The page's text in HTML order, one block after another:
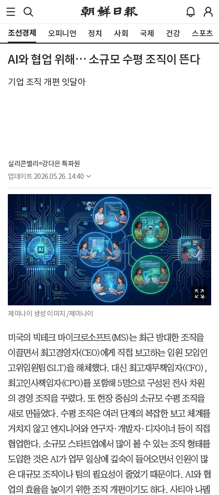
조선경제 오피니언 정치 사회 국제 건강 스포츠
AI와 협업 위해… 소규모 수평 조직이 뜬다
기업 조직 개편 잇달아
실리콘밸리=강다은 특파원
업데이트 2026.05.26. 14:40
제미나이 생성 이미지 /제미나이
미국의 빅테크 마이크로소프트(MS)는 최근 방대한 조직을
이끌면서 최고경영자(CEO)에게 직접 보고하는 임원 모임인
고위임원팀(SLT)을 해체했다. 대신 최고재무책임자(CFO),
최고인사책임자(CPO)를 포함해 5명으로 구성된 전사 차원
의 경영 조직을 꾸렸다. 또 현장 중심의 소규모 수평 조직을
새로 만들었다. 수평 조직은 여러 단계의 복잡한 보고 체계를
거치지 않고 엔지니어와 연구자·개발자·디자이너 등이 직접
협업한다. 소규모 스타트업에서 많이 볼 수 있는 조직 형태를
도입한 것은 AI가 업무 일상에 깊숙이 들어오면서 인원이 많
은 대규모 조직이나 팀의 필요성이 줄었기 때문이다. AI와 협
업의 효율을 높이기 위한 조직 개편이기도 하다. 사티아 나델